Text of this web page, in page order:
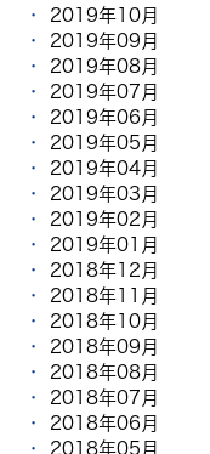
2019年10月
2019年09月
2019年08月
2019年07月
2019年06月
2019年05月
2019年04月
2019年03月
2019年02月
2019年01月
2018年12月
2018年11月
2018年10月
2018年09月
2018年08月
2018年07月
2018年06月
2018年05月